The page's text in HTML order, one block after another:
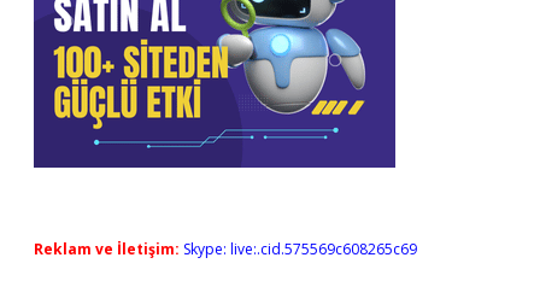
Reklam ve İletişim: Skype: live:.cid.575569c608265c69